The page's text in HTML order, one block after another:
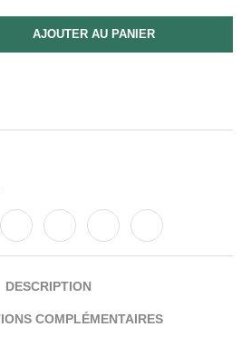
AJOUTER AU PANIER
DESCRIPTION
COMPLÉMENTAIRES